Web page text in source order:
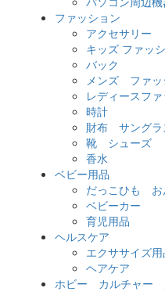
ファッション
アクセサリー
キッズ ファッ
バック
メンズ ファ
レディースフ
時計
財布 サング
靴 シューズ
香水
ベビー用品
だっこひも お
ベビーカー
育児用品
ヘルスケア
エクササイズ用
ヘアケア
ホビー カルチャー